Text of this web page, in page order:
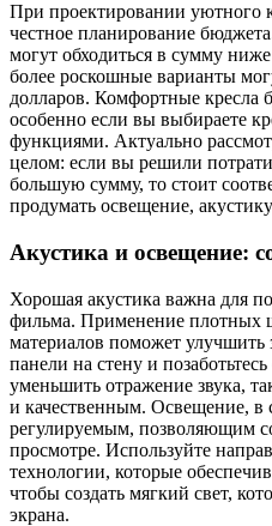
При проектировании уютного
честное планирование
могут обходиться в сумму
более роскошные варианты
долларов. Комфортные кресла
особенно если вы выбираете
функциями. Актуально
целом: если вы решили
большую сумму, то стоит
продумать освещение,
Акустика и освещение:
Хорошая акустика важна для
фильма. Применение плотных
материалов поможет улучшить
панели на стену и
уменьшить отражение звука,
и качественным. Освещение, в
регулируемым, позволяющим
просмотре. Используйте
технологии, которые
чтобы создать мягкий свет,
экрана.